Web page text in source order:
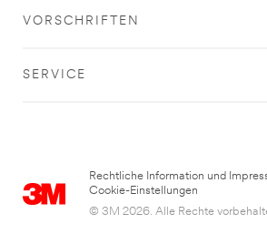
VORSCHRIFTEN
SERVICE
Rechtliche Information und
Cookie-Einstellungen
© 3M 2026. Alle Rechte